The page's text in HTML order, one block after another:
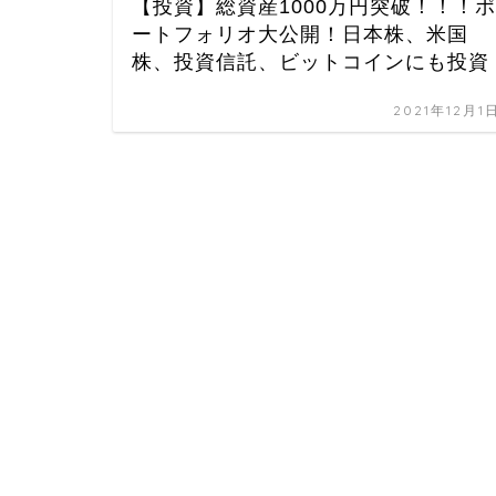
【投資】総資産1000万円突破！！！ポ
ートフォリオ大公開！日本株、米国
株、投資信託、ビットコインにも投資
2021年12月1